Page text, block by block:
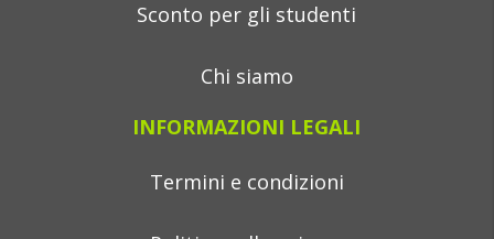
Sconto per gli studenti
Chi siamo
INFORMAZIONI LEGALI
Termini e condizioni